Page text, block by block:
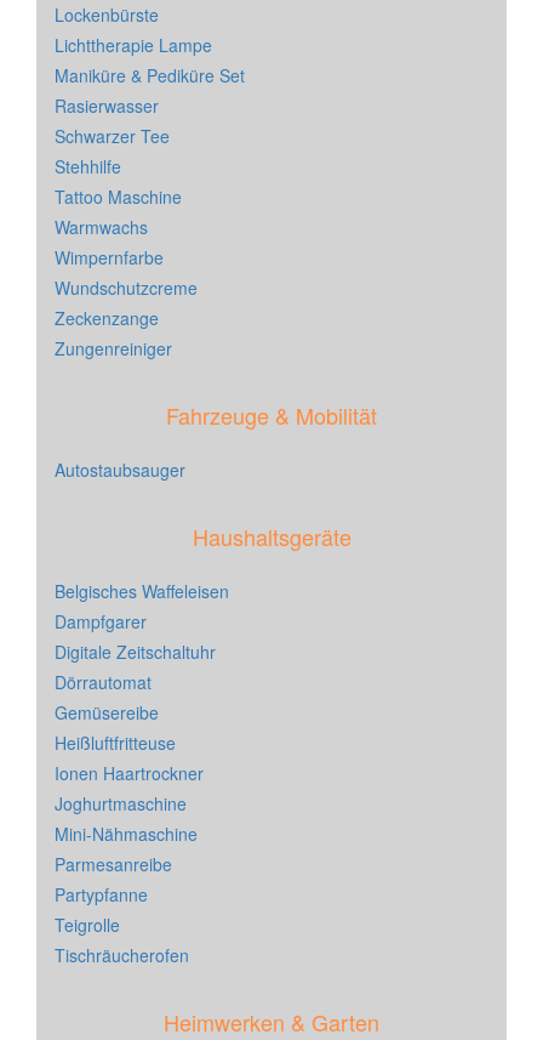
Lockenbürste
Lichttherapie Lampe
Maniküre & Pediküre Set
Rasierwasser
Schwarzer Tee
Stehhilfe
Tattoo Maschine
Warmwachs
Wimpernfarbe
Wundschutzcreme
Zeckenzange
Zungenreiniger
Fahrzeuge & Mobilität
Autostaubsauger
Haushaltsgeräte
Belgisches Waffeleisen
Dampfgarer
Digitale Zeitschaltuhr
Dörrautomat
Gemüsereibe
Heißluftfritteuse
Ionen Haartrockner
Joghurtmaschine
Mini-Nähmaschine
Parmesanreibe
Partypfanne
Teigrolle
Tischräucherofen
Heimwerken & Garten